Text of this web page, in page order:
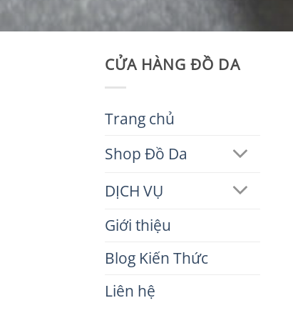
CỬA HÀNG ĐỒ DA
Trang chủ
Shop Đồ Da
DỊCH VỤ
Giới thiệu
Blog Kiến Thức
Liên hệ